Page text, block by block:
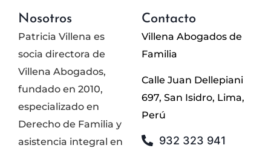
Nosotros
Patricia Villena es
socia directora de
Villena Abogados,
fundado en 2010,
especializado en
Derecho de Familia y
asistencia integral en
Contacto
Villena Abogados de
Familia
Calle Juan Dellepiani
697, San Isidro, Lima,
Perú
932 323 941